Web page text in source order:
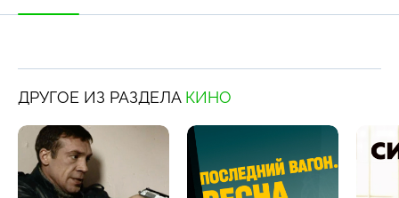
ДРУГОЕ ИЗ РАЗДЕЛА КИНО